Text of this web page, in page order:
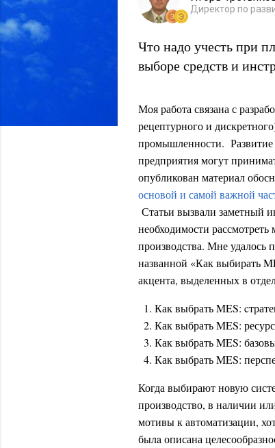
Директор по
Что надо учесть при
выборе средств и
Моя работа связана с
рецептурного и
промышленности. Развитие
предприятия могут
опубликован материал
основой и самой важной
Статьи вызвали заметный
необходимости
производства. Мне удалось
названной «Как выбирать
акцента, выделенных в
Как выбрать MES:
Как выбрать MES:
Как выбрать MES:
Как выбрать MES:
Когда выбирают новую
производство, в наличии
мотивы к автоматизации,
былa описана